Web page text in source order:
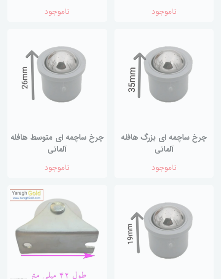
ناموجود
ناموجود
چرخ ساچمه ای بزرگ هافله
آلمانی
ناموجود
چرخ ساچمه ای متوسط هافله
آلمانی
ناموجود